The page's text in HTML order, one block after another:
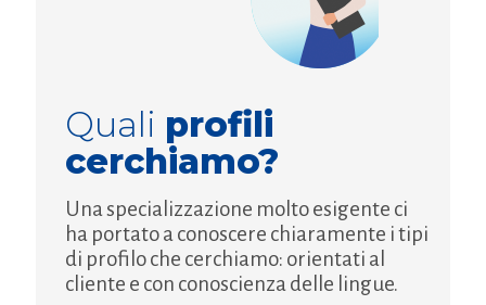
Quali profili
cerchiamo?
Una specializzazione molto esigente ci
ha portato a conoscere chiaramente i tipi
di profilo che cerchiamo: orientati al
cliente e con conoscienza delle lingue.